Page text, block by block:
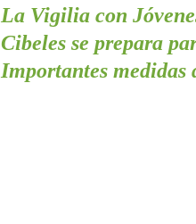
La Vigilia con
Cibeles se prepara
Importantes